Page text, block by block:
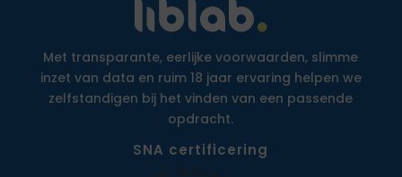
Met transparante, eerlijke voorwaarden, slimme
inzet van data en ruim 18 jaar ervaring helpen we
zelfstandigen bij het vinden van een passende
opdracht.
SNA certificering